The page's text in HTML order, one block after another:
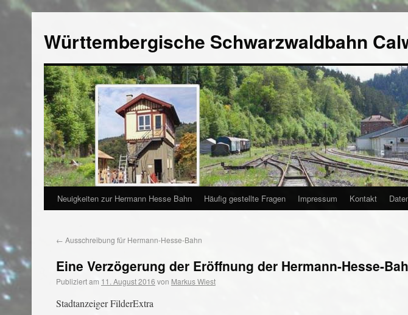
Württembergische Schwarzwaldbahn
Neuigkeiten zur Hermann Hesse Bahn Häufig gestellte Fragen Impressum Kontakt
← Ausschreibung für Hermann-Hesse-Bahn
Eine Verzögerung der Eröffnung der Hermann-Hesse-
Publiziert am 11. August 2016 von Markus Wiest
Stadtanzeiger FilderExtra